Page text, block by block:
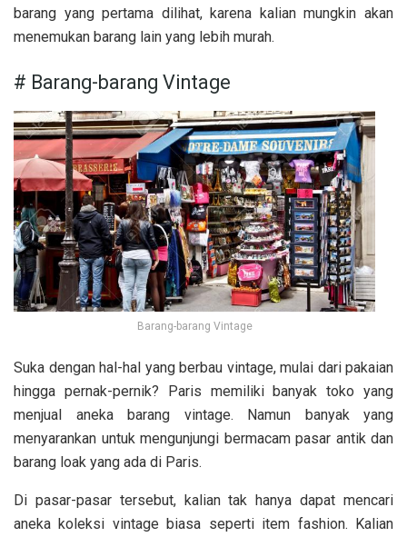
barang yang pertama dilihat, karena kalian mungkin akan
menemukan barang lain yang lebih murah.
# Barang-barang Vintage
Barang-barang Vintage
Suka dengan hal-hal yang berbau vintage, mulai dari pakaian
hingga pernak-pernik? Paris memiliki banyak toko yang
menjual aneka barang vintage. Namun banyak yang
menyarankan untuk mengunjungi bermacam pasar antik dan
barang loak yang ada di Paris.
Di pasar-pasar tersebut, kalian tak hanya dapat mencari
aneka koleksi vintage biasa seperti item fashion. Kalian